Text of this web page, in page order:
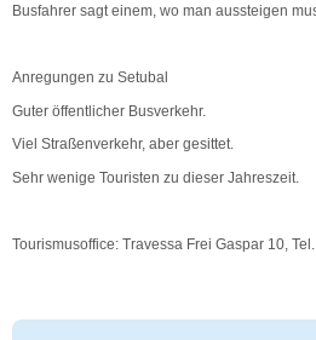
Busfahrer sagt einem, wo man aussteigen
Anregungen zu Setubal
Guter öffentlicher Busverkehr.
Viel Straßenverkehr, aber gesittet.
Sehr wenige Touristen zu dieser Jahreszeit.
Tourismusoffice: Travessa Frei Gaspar 10,